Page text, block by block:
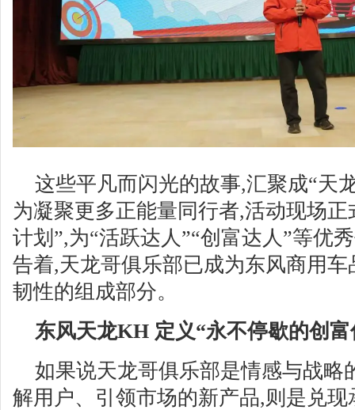
这些平凡而闪光的故事,汇聚成“天
为凝聚更多正能量同行者,活动现场
计划”,为“活跃达人”“创富达人”等优
告着,天龙哥俱乐部已成为东风商用
韧性的组成部分。
东风天龙KH 定义“永不停歇的创富
如果说天龙哥俱乐部是情感与战略
解用户、引领市场的新产品,则是兑